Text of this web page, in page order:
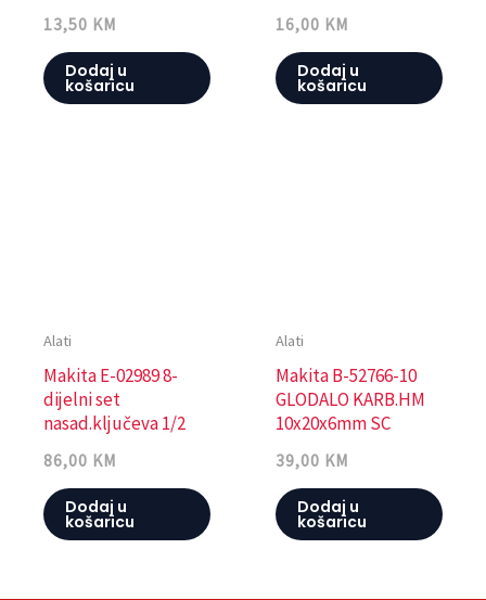
13,50 KM
Dodaj u
košaricu
16,00 KM
Dodaj u
košaricu
Alati
Makita E-02989 8-
dijelni set
nasad.ključeva 1/2
86,00 KM
Dodaj u
košaricu
Alati
Makita B-52766-10
GLODALO KARB.HM
10x20x6mm SC
39,00 KM
Dodaj u
košaricu